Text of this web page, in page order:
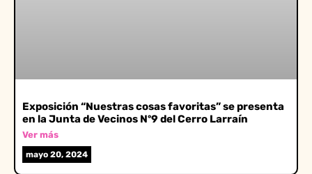
Exposición “Nuestras cosas favoritas” se presenta
en la Junta de Vecinos Nº9 del Cerro Larraín
Ver más
mayo 20, 2024